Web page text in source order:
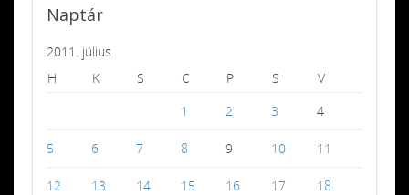
Naptár
2011. július
H
K S C P S
V
1
2 3 4
5 6 7 8 9 10 11
12 13 14 15 16 17 18